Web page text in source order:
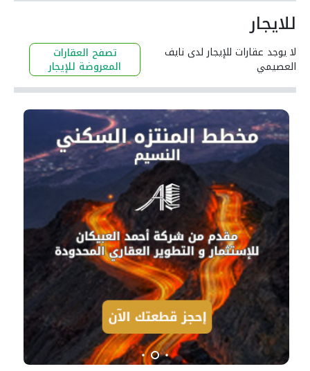
للايجار
لا يوجد عقارات للإيجار لدى نايف
العصيمي
تصفح العقارات
المعروضة للإيجار